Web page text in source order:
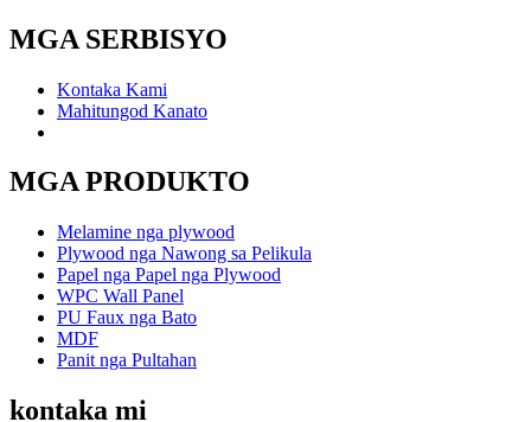
MGA SERBISYO
Kontaka Kami
Mahitungod Kanato
MGA PRODUKTO
Melamine nga plywood
Plywood nga Nawong sa Pelikula
Papel nga Papel nga Plywood
WPC Wall Panel
PU Faux nga Bato
MDF
Panit nga Pultahan
kontaka mi